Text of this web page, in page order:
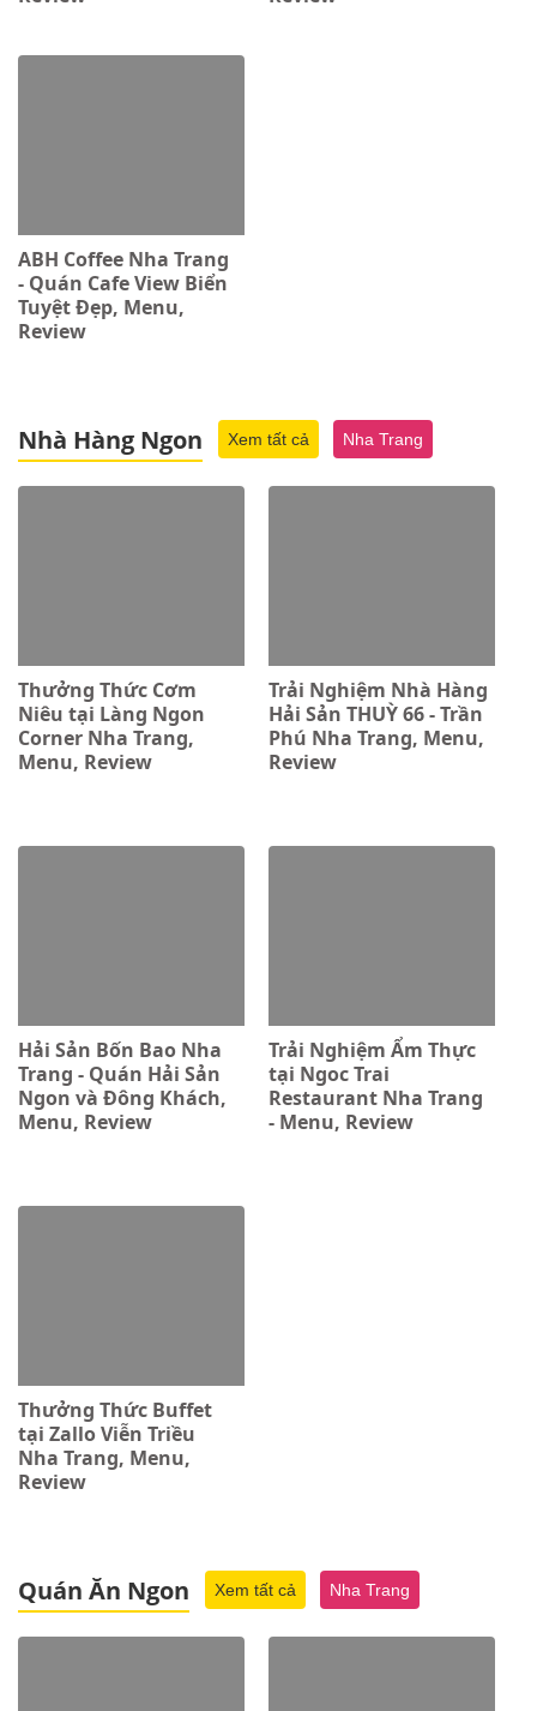
ABH Coffee Nha Trang
- Quán Cafe View Biển
Tuyệt Đẹp, Menu,
Review
Nhà Hàng Ngon Xem tất cả Nha Trang
Thưởng Thức Cơm
Niêu tại Làng Ngon
Corner Nha Trang,
Menu, Review
Trải Nghiệm Nhà Hàng
Hải Sản THUỲ 66 - Trần
Phú Nha Trang, Menu,
Review
Hải Sản Bốn Bao Nha
Trang - Quán Hải Sản
Ngon và Đông Khách,
Menu, Review
Trải Nghiệm Ẩm Thực
tại Ngoc Trai
Restaurant Nha Trang
- Menu, Review
Thưởng Thức Buffet
tại Zallo Viễn Triều
Nha Trang, Menu,
Review
Quán Ăn Ngon Xem tất cả Nha Trang